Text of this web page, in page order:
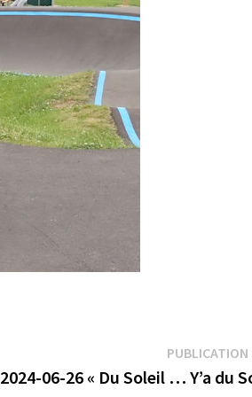
2024-06-26 « Du Soleil … Y’a du